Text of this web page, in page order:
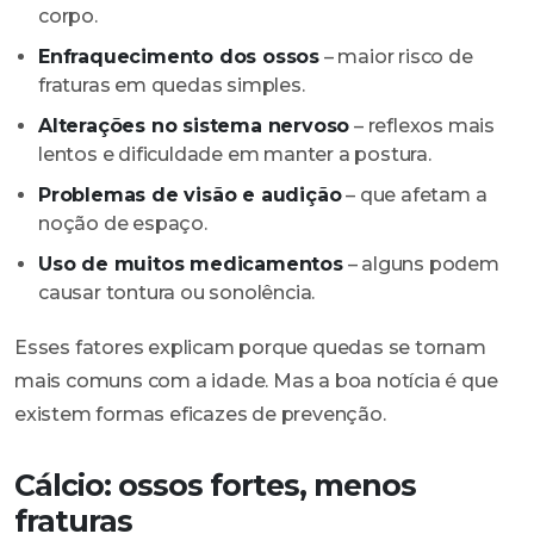
corpo.
Enfraquecimento dos ossos – maior risco de
fraturas em quedas simples.
Alterações no sistema nervoso – reflexos mais
lentos e dificuldade em manter a postura.
Problemas de visão e audição– que afetam a
noção de espaço.
Uso de muitos medicamentos– alguns podem
causar tontura ou sonolência.
Esses fatores explicam porque quedas se tornam
mais comuns com a idade. Mas a boa notícia é que
existem formas eficazes de prevenção.
Cálcio: ossos fortes, menos
fraturas